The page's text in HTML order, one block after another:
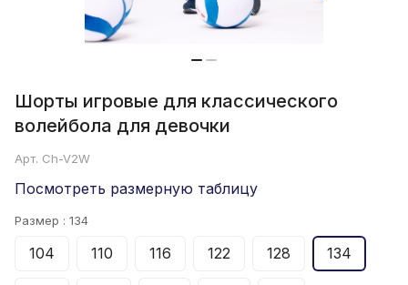
Шорты игровые для классического
волейбола для девочки
Арт. Ch-V2W
Посмотреть размерную таблицу
Размер : 134
104 110 116 122 128 134